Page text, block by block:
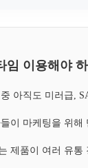
임 이용해야
아직도 미러급,
이 마케팅을 위
제품이 여러 유